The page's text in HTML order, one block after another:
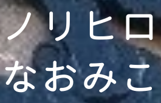
ノリヒ
なおみ